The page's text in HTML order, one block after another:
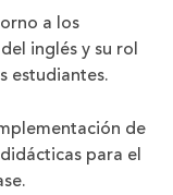
a los
inglés y su rol
estudiantes.
de
para el